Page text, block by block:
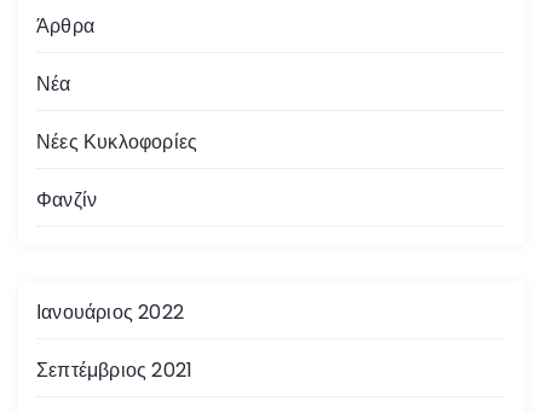
Άρθρα
Νέα
Νέες Κυκλοφορίες
Φανζίν
Ιανουάριος 2022
Σεπτέμβριος 2021